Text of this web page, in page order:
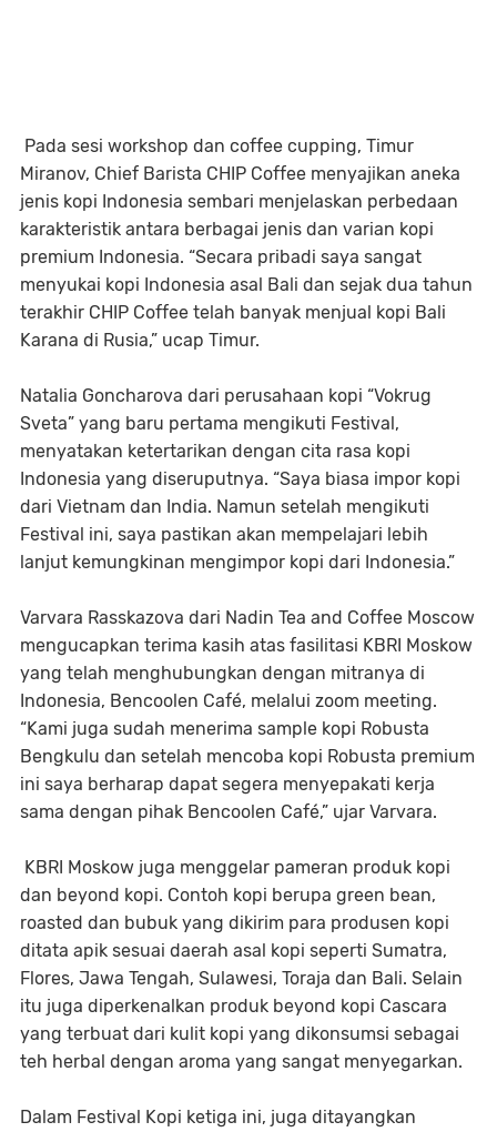
Pada sesi workshop dan coffee cupping, Timur
Miranov, Chief Barista CHIP Coffee menyajikan aneka
jenis kopi Indonesia sembari menjelaskan perbedaan
karakteristik antara berbagai jenis dan varian kopi
premium Indonesia. “Secara pribadi saya sangat
menyukai kopi Indonesia asal Bali dan sejak dua tahun
terakhir CHIP Coffee telah banyak menjual kopi Bali
Karana di Rusia,” ucap Timur.
Natalia Goncharova dari perusahaan kopi “Vokrug
Sveta” yang baru pertama mengikuti Festival,
menyatakan ketertarikan dengan cita rasa kopi
Indonesia yang diseruputnya. “Saya biasa impor kopi
dari Vietnam dan India. Namun setelah mengikuti
Festival ini, saya pastikan akan mempelajari lebih
lanjut kemungkinan mengimpor kopi dari Indonesia.”
Varvara Rasskazova dari Nadin Tea and Coffee Moscow
mengucapkan terima kasih atas fasilitasi KBRI Moskow
yang telah menghubungkan dengan mitranya di
Indonesia, Bencoolen Café, melalui zoom meeting.
“Kami juga sudah menerima sample kopi Robusta
Bengkulu dan setelah mencoba kopi Robusta premium
ini saya berharap dapat segera menyepakati kerja
sama dengan pihak Bencoolen Café,” ujar Varvara.
KBRI Moskow juga menggelar pameran produk kopi
dan beyond kopi. Contoh kopi berupa green bean,
roasted dan bubuk yang dikirim para produsen kopi
ditata apik sesuai daerah asal kopi seperti Sumatra,
Flores, Jawa Tengah, Sulawesi, Toraja dan Bali. Selain
itu juga diperkenalkan produk beyond kopi Cascara
yang terbuat dari kulit kopi yang dikonsumsi sebagai
teh herbal dengan aroma yang sangat menyegarkan.
Dalam Festival Kopi ketiga ini, juga ditayangkan